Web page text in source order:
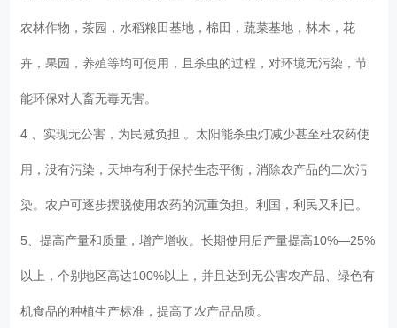
农林作物，茶园，水稻粮田基地，棉田，蔬菜基地，林木，花
卉，果园，养殖等均可使用，且杀虫的过程，对环境无污染，节
能环保对人畜无毒无害。
4 、实现无公害，为民减负担 。太阳能杀虫灯减少甚至杜农药使
用，没有污染，天坤有利于保持生态平衡，消除农产品的二次污
染。农户可逐步摆脱使用农药的沉重负担。利国，利民又利已。
5、提高产量和质量，增产增收。长期使用后产量提高10%—25%
以上，个别地区高达100%以上，并且达到无公害农产品、绿色有
机食品的种植生产标准，提高了农产品品质。